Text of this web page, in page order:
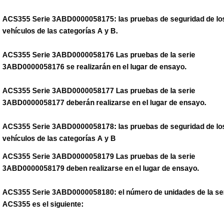
ACS355 Serie 3ABD0000058175: las pruebas de seguridad de
vehículos de las categorías A y B.
ACS355 Serie 3ABD0000058176 Las pruebas de la serie
3ABD0000058176 se realizarán en el lugar de ensayo.
ACS355 Serie 3ABD0000058177 Las pruebas de la serie
3ABD0000058177 deberán realizarse en el lugar de ensayo.
ACS355 Serie 3ABD0000058178: las pruebas de seguridad de
vehículos de las categorías A y B
ACS355 Serie 3ABD0000058179 Las pruebas de la serie
3ABD0000058179 deben realizarse en el lugar de ensayo.
ACS355 Serie 3ABD0000058180: el número de unidades de la
ACS355 es el siguiente: